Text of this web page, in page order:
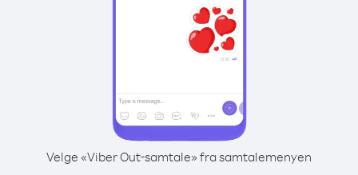
Velge «Viber Out-samtale» fra samtalemenyen